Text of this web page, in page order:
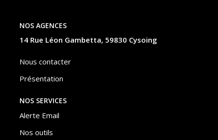
NOS AGENCES
14 Rue Léon Gambetta, 59830 Cysoing
Nous contacter
Présentation
NOS SERVICES
Alerte Email
Nos outils